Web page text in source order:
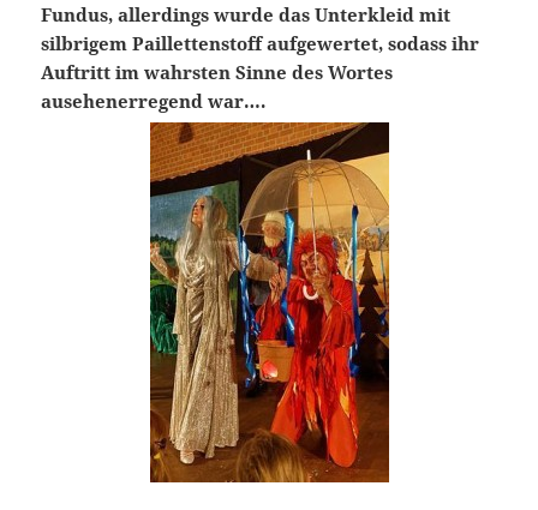
Fundus, allerdings wurde das Unterkleid mit
silbrigem Paillettenstoff aufgewertet, sodass ihr
Auftritt im wahrsten Sinne des Wortes
ausehenerregend war….